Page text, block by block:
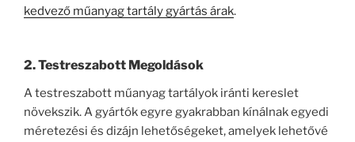
kedvező műanyag tartály gyártás árak.
2. Testreszabott Megoldások
A testreszabott műanyag tartályok iránti kereslet
növekszik. A gyártók egyre gyakrabban kínálnak egyedi
méretezési és dizájn lehetőségeket, amelyek lehetővé